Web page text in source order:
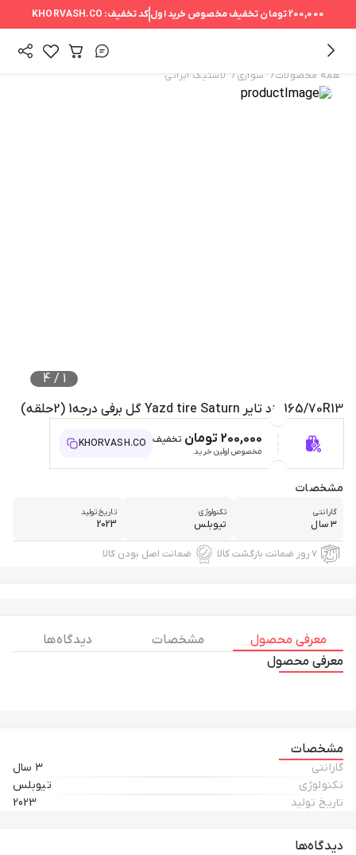
200,000 تومان تخفیف مخصوص خرید اولکد تخفیف: KHORVASH.CO
همه محصولات/ سواری / لاستیک ایرانی
1
/
4
165/70R13 یزد تایر Yazd tire Saturn گل برفی درجه1 (2حلقه)
200,000 تومان
تخفیف
مخصوص اولین خرید
KHORVASH.CO
مشخصات
گارانتی
۳ سال
تکنولوژی
تیوبلس
تاریخ تولید
2023
۷ روز ضمانت بازگشت کالا ضمانت اصل بودن کالا
معرفی محصول مشخصات
دیدگاه ها
معرفی محصول
مشخصات
گارانتی
۳ سال
تکنولوژی
تیوبلس
تاریخ تولید
2023
دیدگاه‌ها